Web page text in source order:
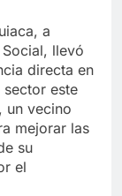
a
llevó
directa en
este
un vecino
mejorar las
su
el